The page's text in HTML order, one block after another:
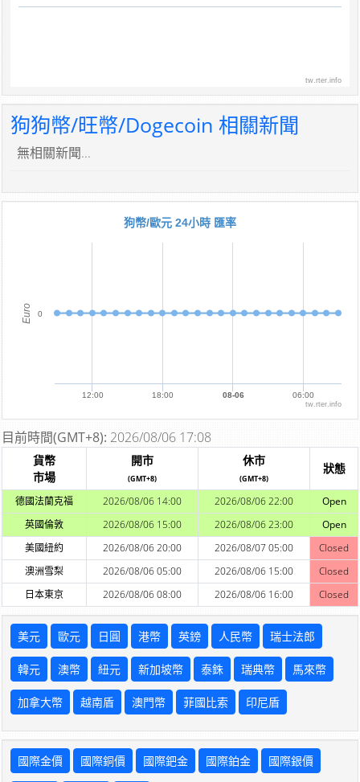
tw.rter.info
狗狗幣/旺幣/Dogecoin 相關新聞
無相關新聞...
Euro
狗幣/歐元 24小時 匯率
12:00 18:00 08-06 06:00
0
tw.rter.info
目前時間(GMT+8): 2026/08/06 17:08
貨幣
市場
開市
(GMT+8)
休市
(GMT+8)
狀態
德國法蘭克福 2026/08/06 14:00 2026/08/06 22:00
Open
英國倫敦
2026/08/06 15:00 2026/08/06 23:00
Open
美國紐約
2026/08/06 20:00 2026/08/07 05:00
Closed
澳洲雪梨
2026/08/06 05:00 2026/08/06 15:00
Closed
日本東京
2026/08/06 08:00 2026/08/06 16:00 Closed
美元 歐元 日圓 港幣 英鎊 人民幣 瑞士法郎
韓元 澳幣 紐元 新加坡幣 泰銖 瑞典幣 馬來幣
加拿大幣 越南盾 澳門幣 菲國比索 印尼盾
國際金價 國際銅價 國際鈀金 國際鉑金 國際銀價